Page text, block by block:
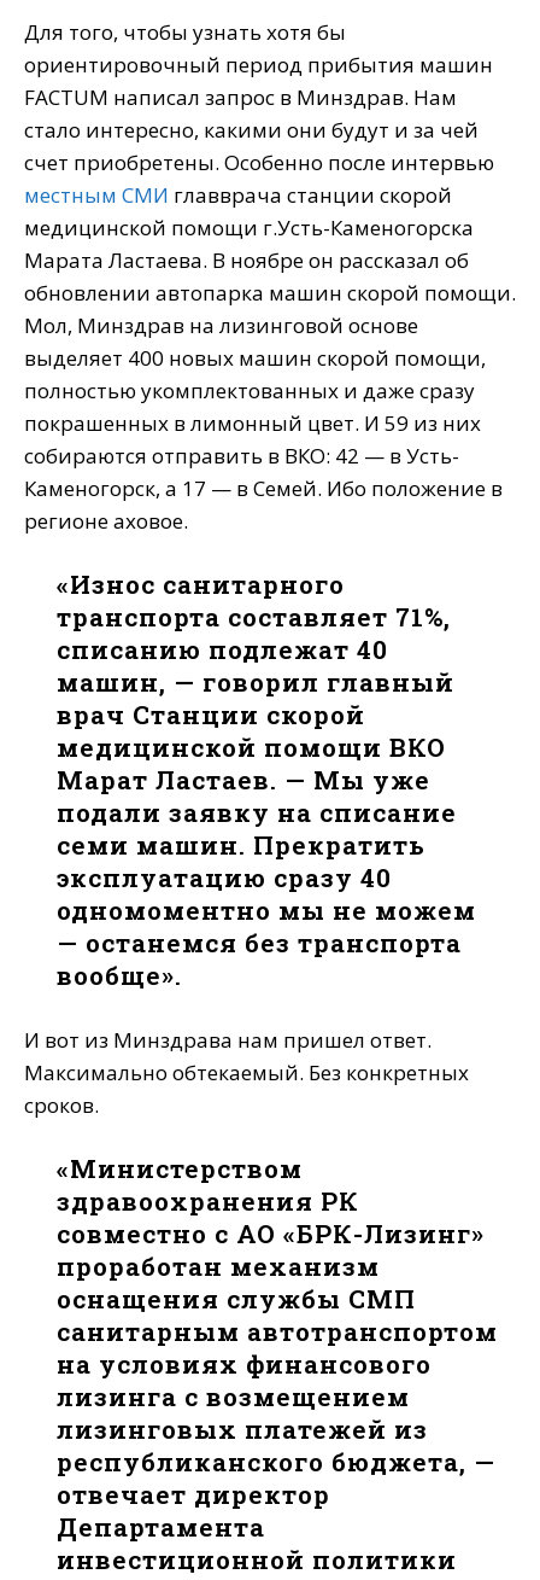
Для того, чтобы узнать хотя бы
ориентировочный период прибытия машин
FACTUM написал запрос в Минздрав. Нам
стало интересно, какими они будут и за чей
счет приобретены. Особенно после интервью
местным СМИ главврача станции скорой
медицинской помощи г.Усть-Каменогорска
Марата Ластаева. В ноябре он рассказал об
обновлении автопарка машин скорой помощи.
Мол, Минздрав на лизинговой основе
выделяет 400 новых машин скорой помощи,
полностью укомплектованных и даже сразу
покрашенных в лимонный цвет. И 59 из них
собираются отправить в ВКО: 42 — в Усть-
Каменогорск, а 17 — в Семей. Ибо положение в
регионе аховое.
«Износ санитарного
транспорта составляет 71%,
списанию подлежат 40
машин, — говорил главный
врач Станции скорой
медицинской помощи ВКО
Марат Ластаев. — Мы уже
подали заявку на списание
семи машин. Прекратить
эксплуатацию сразу 40
одномоментно мы не можем
— останемся без транспорта
вообще».
И вот из Минздрава нам пришел ответ.
Максимально обтекаемый. Без конкретных
сроков.
«Министерством
здравоохранения РК
совместно с АО «БРК-Лизинг»
проработан механизм
оснащения службы СМП
санитарным автотранспортом
на условиях финансового
лизинга с возмещением
лизинговых платежей из
республиканского бюджета, —
отвечает директор
Департамента
инвестиционной политики